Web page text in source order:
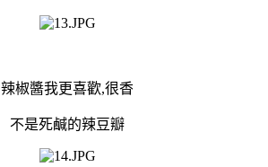
辣椒醬我更喜歡,很香
不是死鹹的辣豆瓣